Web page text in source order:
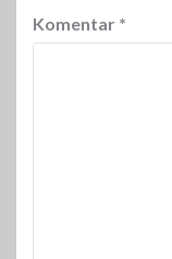
Komentar *